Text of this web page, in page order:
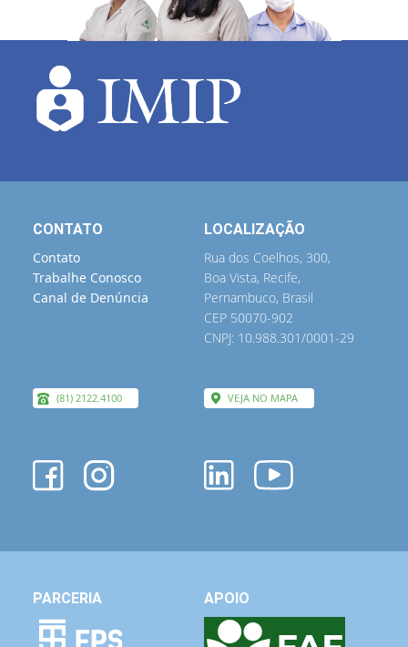
CONTATO
Contato
Trabalhe Conosco
Canal de Denúncia
(81) 2122.4100
LOCALIZAÇÃO
Rua dos Coelhos, 300,
Boa Vista, Recife,
Pernambuco, Brasil
CEP 50070-902
CNPJ: 10.988.301/0001-29
VEJA NO MAPA
PARCERIA APOIO